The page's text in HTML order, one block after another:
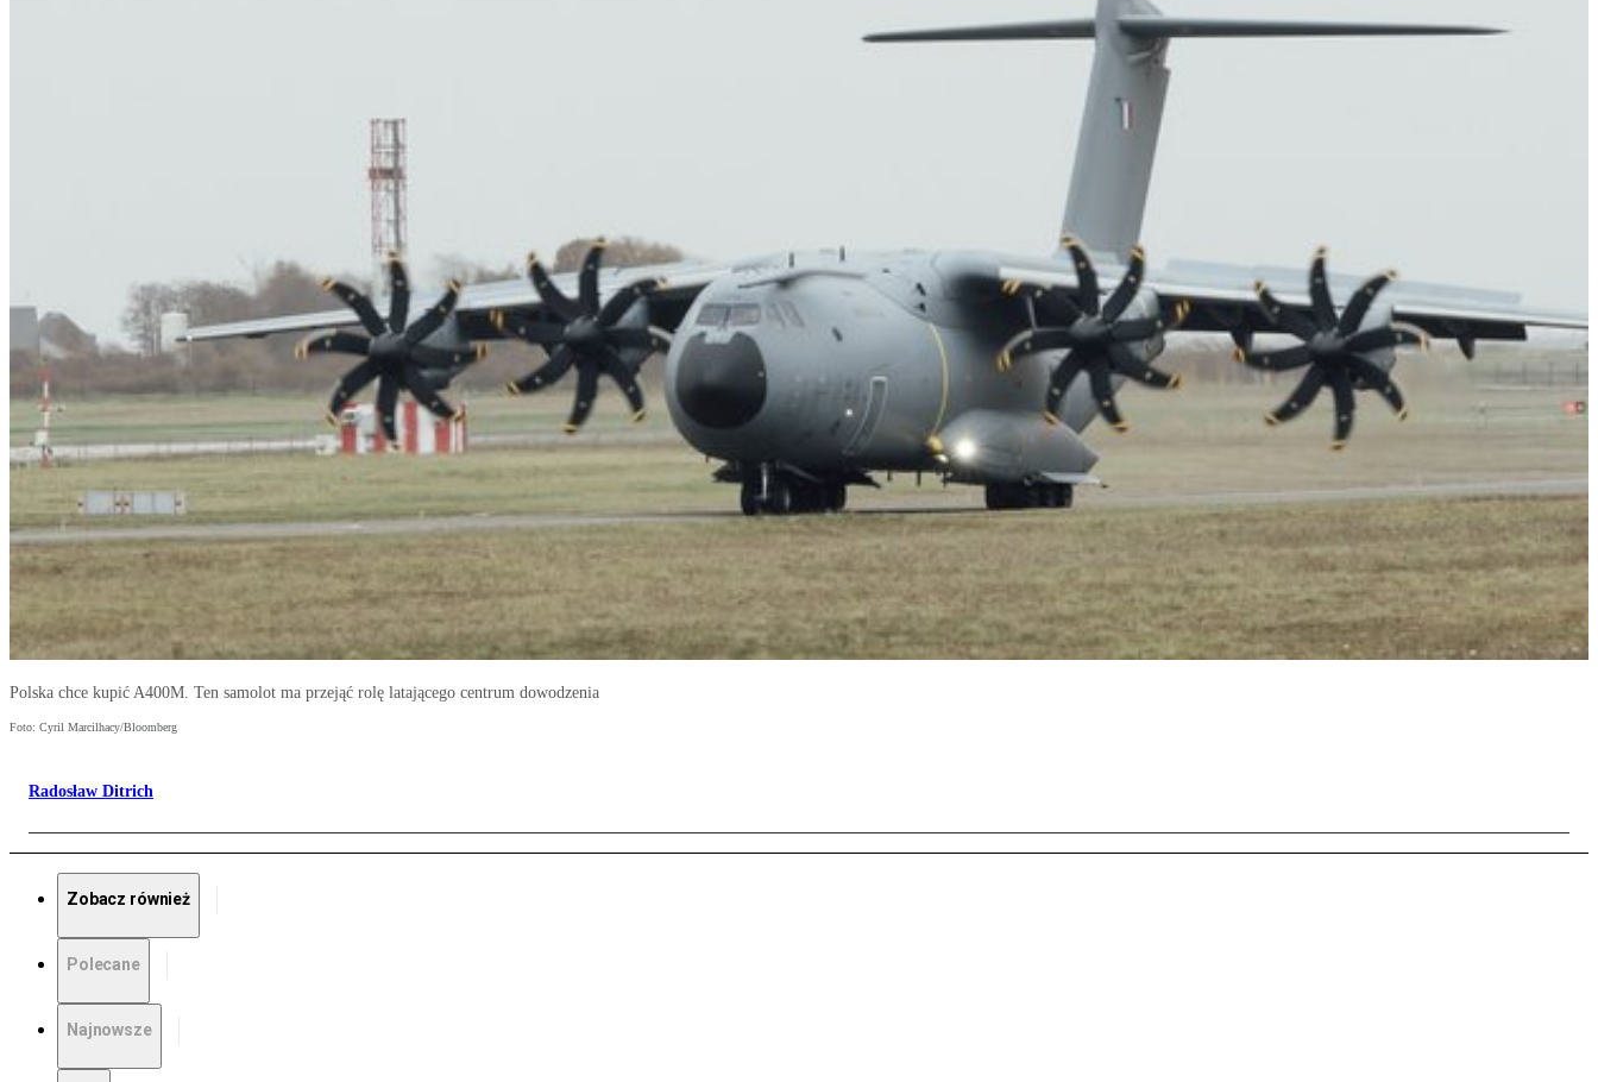
Polska chce kupić A400M. Ten samolot ma przejąć rolę latającego centrum dowodzenia
Foto: Cyril Marcilhacy/Bloomberg
Radosław Ditrich
Zobacz również
Polecane
Najnowsze